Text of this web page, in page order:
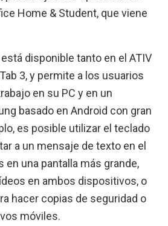
Home & Student, que viene
está disponible tanto en el ATIV
3, y permite a los usuarios
en su PC y en un
basado en Android con gran
es posible utilizar el teclado
a un mensaje de texto en el
en una pantalla más grande,
en ambos dispositivos, o
hacer copias de seguridad o
móviles.